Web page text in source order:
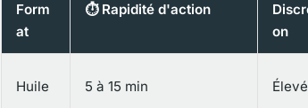
Form
at
⏱️ Rapidité d'action
on
Huile 5 à 15 min